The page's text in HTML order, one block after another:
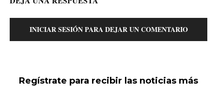
INICIAR SESIÓN PARA DEJAR UN COMENTARIO
Regístrate para recibir las noticias más